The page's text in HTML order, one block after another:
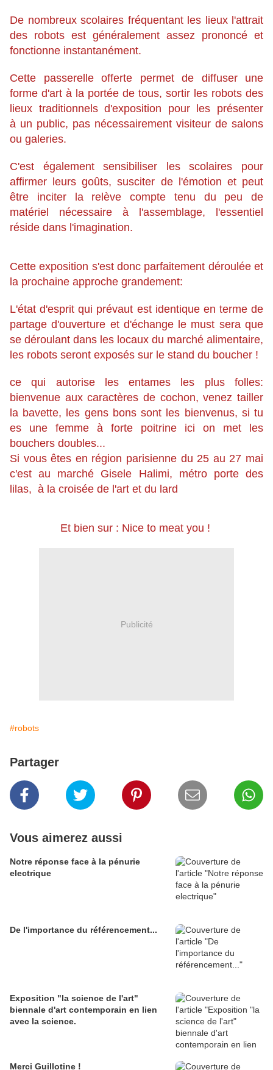
De nombreux scolaires fréquentant les lieux l'attrait
des robots est généralement assez prononcé et
fonctionne instantanément.
Cette passerelle offerte permet de diffuser une
forme d'art à la portée de tous, sortir les robots des
lieux traditionnels d'exposition pour les présenter
à un public, pas nécessairement visiteur de salons
ou galeries.
C'est également sensibiliser les scolaires pour
affirmer leurs goûts, susciter de l'émotion et peut
être inciter la relève compte tenu du peu de
matériel nécessaire à l'assemblage, l'essentiel
réside dans l'imagination.
Cette exposition s'est donc parfaitement déroulée et
la prochaine approche grandement:
L'état d'esprit qui prévaut est identique en terme de
partage d'ouverture et d'échange le must sera que
se déroulant dans les locaux du marché alimentaire,
les robots seront exposés sur le stand du boucher !
ce qui autorise les entames les plus folles:
bienvenue aux caractères de cochon, venez tailler
la bavette, les gens bons sont les bienvenus, si tu
es une femme à forte poitrine ici on met les
bouchers doubles...
Si vous êtes en région parisienne du 25 au 27 mai
c'est au marché Gisele Halimi, métro porte des
lilas, à la croisée de l'art et du lard
Et bien sur : Nice to meat you !
Publicité
#robots
Partager
Vous aimerez aussi
Notre réponse face à la pénurie
electrique
De l'importance du référencement...
Exposition "la science de l'art"
biennale d'art contemporain en lien
avec la science.
Merci Guillotine !